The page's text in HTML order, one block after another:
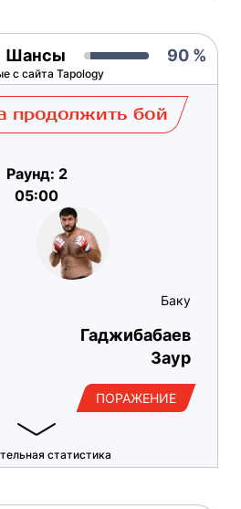
Шансы 90 %
с сайта Tapology
продолжить бой
Раунд: 2
05:00
Баку
Гаджибабаев
Заур
ПОРАЖЕНИЕ
статистика